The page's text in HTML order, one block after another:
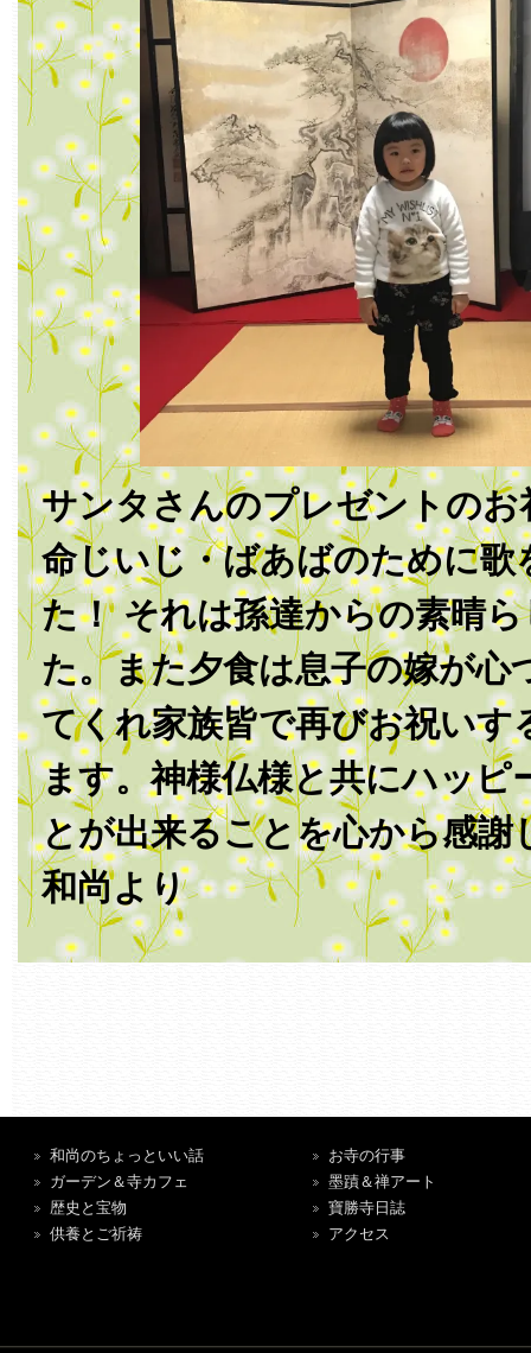
サンタさんのプレゼントのお
命じいじ・ばあばのために歌
た！ それは孫達からの素晴
た。また夕食は息子の嫁が心
てくれ家族皆で再びお祝いす
ます。神様仏様と共にハッピ
とが出来ることを心から感謝
和尚より
和尚のちょっといい話
ガーデン＆寺カフェ
歴史と宝物
供養とご祈祷
お寺の行事
墨蹟＆禅アート
寶勝寺日誌
アクセス